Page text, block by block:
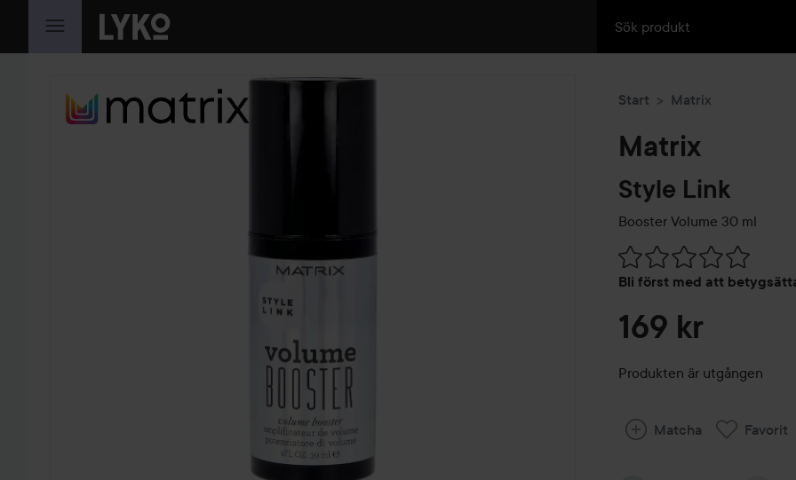
HOPPA TILL INNEHÅLLET
Start Matrix
Matrix
Style Link
Booster Volume 30 ml
Bli först med att
Hoppa till Betyg &
169 kr
Produkten är utgången
Matcha Favorit